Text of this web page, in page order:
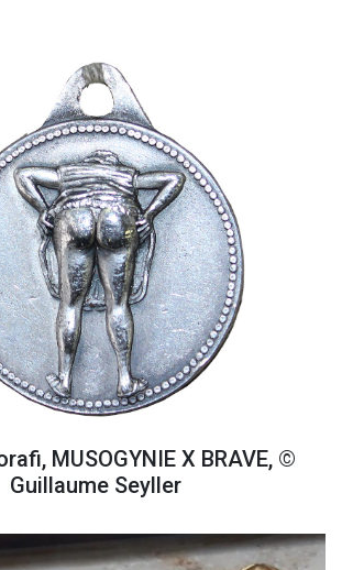
MUSOGYNIE X BRAVE, ©
Guillaume Seyller